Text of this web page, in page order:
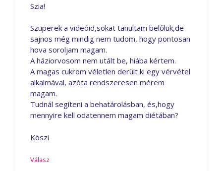
Szia!
Szuperek a videóid,sokat tanultam belőlük,de
sajnos még mindig nem tudom, hogy pontosan
hova soroljam magam.
A háziorvosom nem utált be, hiába kértem.
A magas cukrom véletlen derült ki egy vérvétel
alkalmával, azóta rendszeresen mérem
magam.
Tudnál segíteni a behatárolásban, és,hogy
mennyire kell odatennem magam diétában?
Köszi
Válasz